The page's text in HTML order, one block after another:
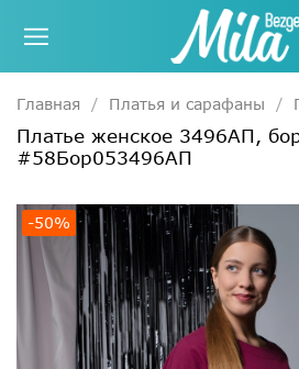
Главная Платья и сарафаны
Платье женское 3496АП,
#58Бор053496АП
-50%